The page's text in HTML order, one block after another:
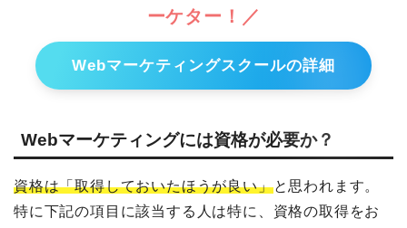
ーケター！／
Webマーケティングスクールの詳細
Webマーケティングには資格が必要か？
資格は「取得しておいたほうが良い」と思われます。
特に下記の項目に該当する人は特に、資格の取得をお